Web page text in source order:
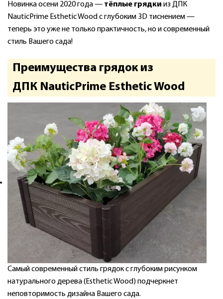
Новинка осени 2020 года — тёплые грядки из ДПК
NauticPrime Esthetic Wood с глубоким 3D тиснением —
теперь это уже не только практичность, но и современный
стиль Вашего сада!
Преимущества грядок из
ДПК NauticPrime Esthetic Wood
Самый современный стиль грядок с глубоким рисунком
натурального дерева (Esthetic Wood) подчеркнет
неповторимость дизайна Вашего сада.